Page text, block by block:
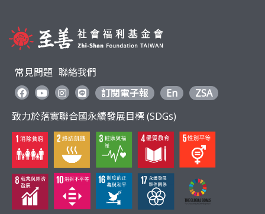
常見問題 聯絡我們
訂閱電子報
En
ZSA
致力於落實聯合國永續發展目標 (SDGs)